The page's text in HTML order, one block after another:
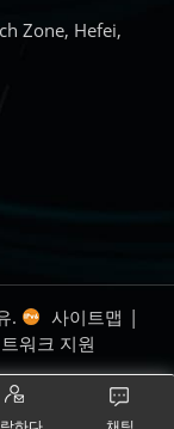
Zone, Hefei,
. 사이트맵 |
워크 지원